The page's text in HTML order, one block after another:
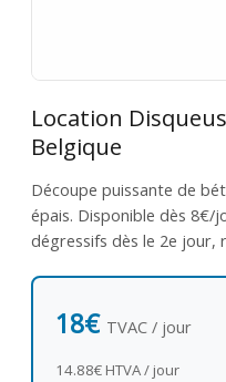
Location
Belgique
Découpe puissante de
épais. Disponible dès 8€/
dégressifs dès le 2e jour,
18€ TVAC / jour
14.88€ HTVA / jour